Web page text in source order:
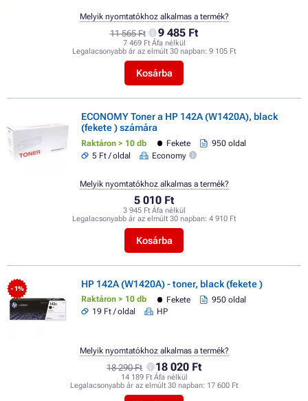
11 565 Ft 9 485 Ft
7 469 Ft Áfa nélkül
Legalacsonyabb ár az elmúlt 30 napban: 9 105 Ft
Kosárba
Melyik nyomtatókhoz alkalmas a termék?
ECONOMY Toner a HP 142A (W1420A), black
(fekete ) számára
Raktáron > 10 db Fekete
950 oldal
5 Ft / oldal
Economy
5 010 Ft
3 945 Ft Áfa nélkül
Legalacsonyabb ár az elmúlt 30 napban: 4 910 Ft
Kosárba
Melyik nyomtatókhoz alkalmas a termék?
- 1% HP 142A (W1420A) - toner, black (fekete )
Raktáron > 10 db Fekete
950 oldal
19 Ft / oldal
HP
18 290 Ft 18 020 Ft
14 189 Ft Áfa nélkül
Legalacsonyabb ár az elmúlt 30 napban: 17 600 Ft
Melyik nyomtatókhoz alkalmas a termék?